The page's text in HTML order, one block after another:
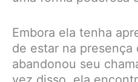
Embora ela tenha
de estar na presença
abandonou seu